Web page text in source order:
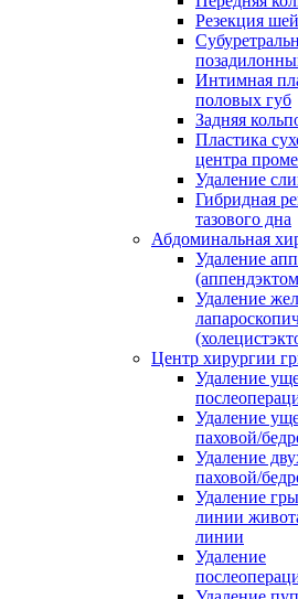
Резекция
Интимная
половых губ
Задняя
Пластика
центра
Удаление
Гибридная
тазового дна
Абдоминальная
Удаление
Удаление
Центр хирургии
Удаление
Удаление
паховой/
Удаление
паховой/
Удаление
линии
линии
Удаление